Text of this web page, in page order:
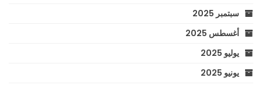
سبتمبر 2025
أغسطس 2025
يوليو 2025
يونيو 2025